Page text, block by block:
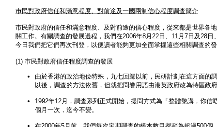
巿民對政府信任和滿意程度、對前途及一國兩制信心程度調查簡介
市民對政府的信任和滿意程度、及對前途的信心程度，從來都是世界各
關工作。有關調查的發展過程，我們在2006年8月22日、11月7日及28
今日我們把它們再次刊登，以便讀者能夠更加全面掌握這些相關調查的
(1) 巿民對政府信任程度調查的發展
由於香港的政治地位特殊，九七回歸以前，民研計劃在這方面的
以後，調查的方法依舊，但就把問卷用語由港英政府改為特區
1992年12月，調查系列正式開始，提問方式為「整體黎講，你
個月一次，迄今不變。